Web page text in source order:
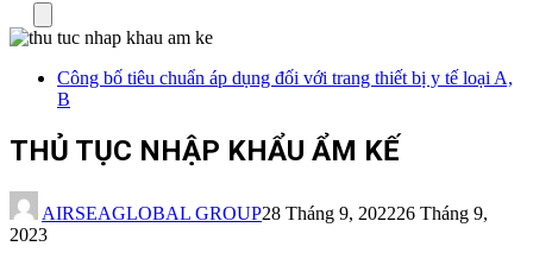
Công bố tiêu chuẩn áp dụng đối với trang thiết bị y tế loại A,
B
THỦ TỤC NHẬP KHẨU ẨM KẾ
AIRSEAGLOBAL GROUP28 Tháng 9, 202226 Tháng 9,
2023